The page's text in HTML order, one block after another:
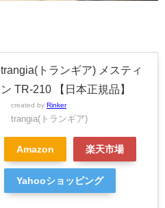
trangia(トランギア) メスティ
ン TR-210 【日本正規品】
created by Rinker
trangia(トランギア)
Amazon 楽天市場
Yahooショッピング